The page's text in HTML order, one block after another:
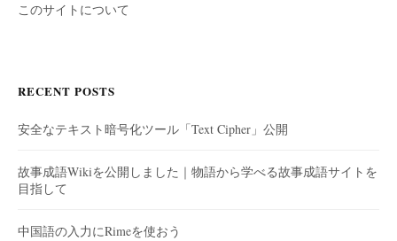
このサイトについて
RECENT POSTS
安全なテキスト暗号化ツール「Text Cipher」公開
故事成語Wikiを公開しました｜物語から学べる故事成語サイトを
目指して
中国語の入力にRimeを使おう